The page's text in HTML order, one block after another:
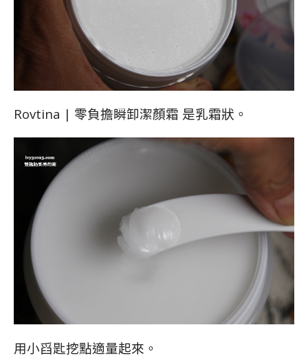
Rovtina | 零負擔瞬卸潔顏霜 是乳霜狀。
用小舀匙挖點適量起來。